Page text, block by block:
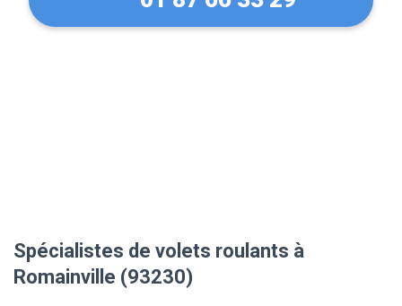
Spécialistes de volets roulants à
Romainville (93230)